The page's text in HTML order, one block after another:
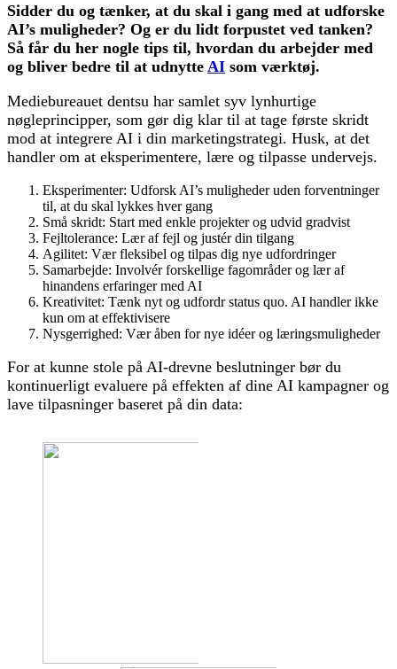
Sidder du og tænker, at du skal i gang med at udforske
AI’s muligheder? Og er du lidt forpustet ved tanken?
Så får du her nogle tips til, hvordan du arbejder med
og bliver bedre til at udnytte AI som værktøj.
Mediebureauet dentsu har samlet syv lynhurtige
nøgleprincipper, som gør dig klar til at tage første skridt
mod at integrere AI i din marketingstrategi. Husk, at det
handler om at eksperimentere, lære og tilpasse undervejs.
Eksperimenter: Udforsk AI’s muligheder uden forventninger
til, at du skal lykkes hver gang
Små skridt: Start med enkle projekter og udvid gradvist
Fejltolerance: Lær af fejl og justér din tilgang
Agilitet: Vær fleksibel og tilpas dig nye udfordringer
Samarbejde: Involvér forskellige fagområder og lær af
hinandens erfaringer med AI
Kreativitet: Tænk nyt og udfordr status quo. AI handler ikke
kun om at effektivisere
Nysgerrighed: Vær åben for nye idéer og læringsmuligheder
For at kunne stole på AI-drevne beslutninger bør du
kontinuerligt evaluere på effekten af dine AI kampagner og
lave tilpasninger baseret på din data: